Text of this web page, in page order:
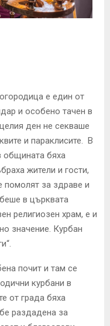
е един от
и особено тачен в
ден не секваше
и параклисите. В
общината бяха
жители и гости,
помолят за здраве и
в църквата
религиозен храм, е и
значение. Курбан
почит и там се
курбани в
от града бяха
раздадена за